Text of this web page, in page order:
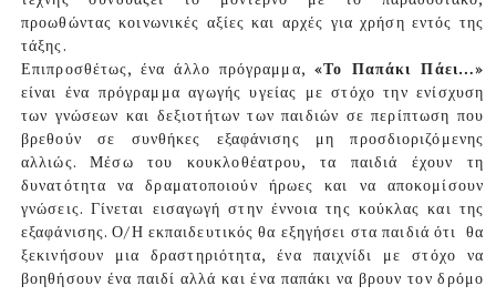
προωθώντας κοινωνικές αξίες και αρχές για χρήση εντός της
τάξης.
Επιπροσθέτως, ένα άλλο πρόγραμμα, «Το Παπάκι Πάει…»
είναι ένα πρόγραμμα αγωγής υγείας με στόχο την ενίσχυση
των γνώσεων και δεξιοτήτων των παιδιών σε περίπτωση που
βρεθούν σε συνθήκες εξαφάνισης μη προσδιοριζόμενης
αλλιώς. Μέσω του κουκλοθέατρου, τα παιδιά έχουν τη
δυνατότητα να δραματοποιούν ήρωες και να αποκομίσουν
γνώσεις. Γίνεται εισαγωγή στην έννοια της κούκλας και της
εξαφάνισης. Ο/Η εκπαιδευτικός θα εξηγήσει στα παιδιά ότι θα
ξεκινήσουν μια δραστηριότητα, ένα παιχνίδι με στόχο να
βοηθήσουν ένα παιδί αλλά και ένα παπάκι να βρουν τον δρόμο